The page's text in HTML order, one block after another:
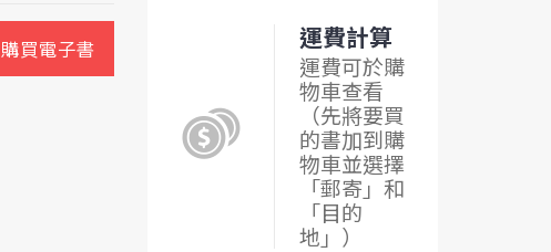
購買電子書 運費計算
運費可於購
物車查看
（先將要買
的書加到購
物車並選擇
「郵寄」和
「目的
地」）